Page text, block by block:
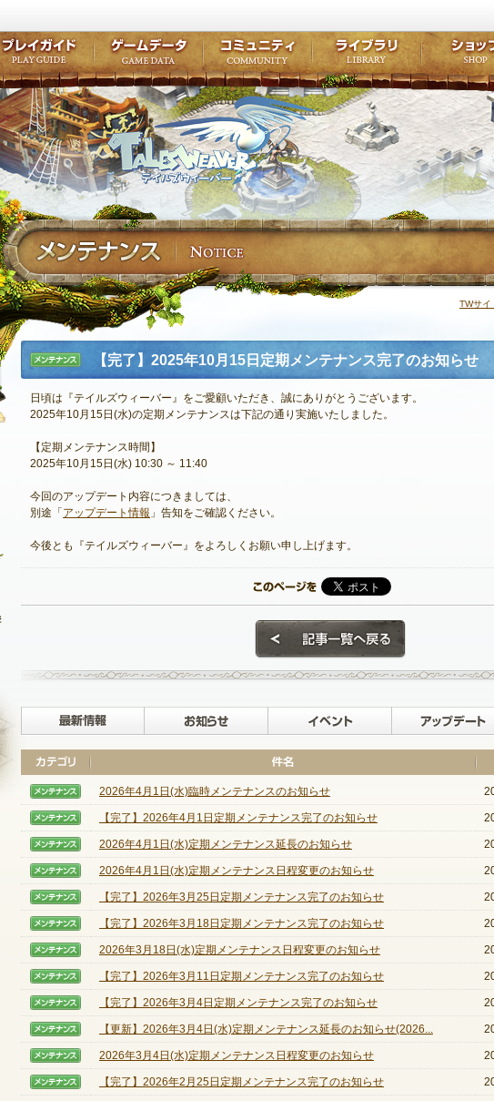
テイルズウィーバー
公式サイトにログイン
外部サービスIDでログイン
お知らせ
イベント
NEXON ID登録
ゲームダウンロード
TWサイ
メンテナ
ンス
【完了】2025年10月15日定期メンテナンス完了のお知らせ
日頃は『テイルズウィーバー』をご愛顧いただき、誠にありがとうございます。
2025年10月15日(水)の定期メンテナンスは下記の通り実施いたしました。
【定期メンテナンス時間】
2025年10月15日(水) 10:30 ～ 11:40
今回のアップデート内容につきましては、
別途「 アップデート情報 」告知をご確認ください。
今後とも『テイルズウィーバー』をよろしくお願い申し上げます。
最新情報 お知らせ イベント
【メンテナンス】
2026年4月1日(水)臨時メンテナンスのお知らせ
【メンテナンス】
【完了】2026年4月1日定期メンテナンス完了のお知らせ
【メンテナンス】
2026年4月1日(水)定期メンテナンス延長のお知らせ
【メンテナンス】
2026年4月1日(水)定期メンテナンス日程変更のお知らせ
【メンテナンス】
【完了】2026年3月25日定期メンテナンス完了のお知らせ
【メンテナンス】
【完了】2026年3月18日定期メンテナンス完了のお知らせ
【メンテナンス】
2026年3月18日(水)定期メンテナンス日程変更のお知らせ
【メンテナンス】
【完了】2026年3月11日定期メンテナンス完了のお知らせ
【メンテナンス】
【完了】2026年3月4日定期メンテナンス完了のお知らせ
【メンテナンス】
【更新】2026年3月4日(水)定期メンテナンス延長のお知らせ(2026...
【メンテナンス】
2026年3月4日(水)定期メンテナンス日程変更のお知らせ
【メンテナンス】
【完了】2026年2月25日定期メンテナンス完了のお知らせ
ゲーム紹介
ここだけは知っておこうプレイガイド
ワープポイント
ゲームデータ
ルーンスキル
コミュニティ
コミュニティポイントライブラ
LINEス